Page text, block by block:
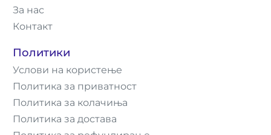
За нас
Контакт
Политики
Услови на користење
Политика за приватност
Политика за колачиња
Политика за достава